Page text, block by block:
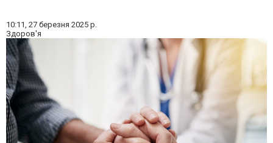
10:11, 27 березня 2025 р.
Здоров'я